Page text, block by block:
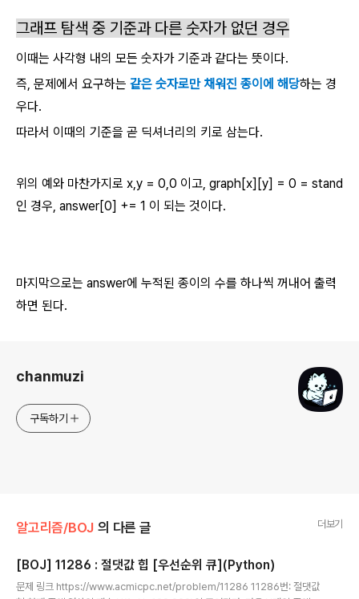
그래프 탐색 중 기준과 다른 숫자가 없던 경우
이때는 사각형 내의 모든 숫자가 기준과 같다는 뜻이다.
즉, 문제에서 요구하는 같은 숫자로만 채워진 종이에 해당하는 경
우다.
따라서 이때의 기준을 곧 딕셔너리의 키로 삼는다.
위의 예와 마찬가지로 x,y = 0,0 이고, graph[x][y] = 0 = stand
인 경우, answer[0] += 1 이 되는 것이다.
마지막으로는 answer에 누적된 종이의 수를 하나씩 꺼내어 출력
하면 된다.
chanmuzi
구독하기
알고리즘/BOJ 의 다른 글 더보기
[BOJ] 11286 : 절댓값 힙 [우선순위 큐](Python)
문제 링크 https://www.acmicpc.net/problem/11286 11286번: 절댓값